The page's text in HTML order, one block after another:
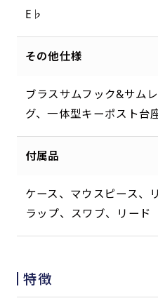
E♭
その他仕様
ブラスサムフック&サム
グ、一体型キーポスト台
付属品
ケース、マウスピース、
ラップ、スワブ、リード
特徴